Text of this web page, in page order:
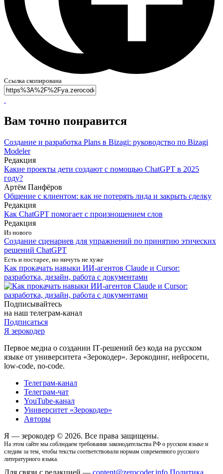
Ссылка скопирована
Вам точно понравится
Создание и разработка Plans в Bizagi: руководство по Bizagi
Modeler
Редакция
Какие проекты дети создают с помощью ChatGPT в 2025
году?
Артём Панфёров
Общение с клиентом: как не потерять лида и закрыть сделку
Редакция
Как ChatGPT помогает с произношением слов
Редакция
Из нового
Создание сценариев для упражнений по принятию этических
решений ChatGPT
Есть и постарее, но ничуть не хуже
Как прокачать навыки ИИ-агентов Claude и Cursor:
разработка, дизайн, работа с документами
Подписывайтесь
на наш телеграм-канал
Подписаться
Я зерокодер
Первое медиа о создании IТ-решений без кода на русском
языке от университета «Зерокодер». Зерокодинг, нейросети,
low-code, no-code.
Телеграм-канал
Телеграм-чат
YouTube-канал
Университет «Зерокодер»
Авторы
Я — зерокодер © 2026. Все права защищены.
На этом сайте мы соблюдаем требования законодательства РФ о русском языке и
следим за тем, чтобы тексты соответствовали нормам современного русского
литературного языка.
Для связи с редакцией — content@zerocoder.info Политика